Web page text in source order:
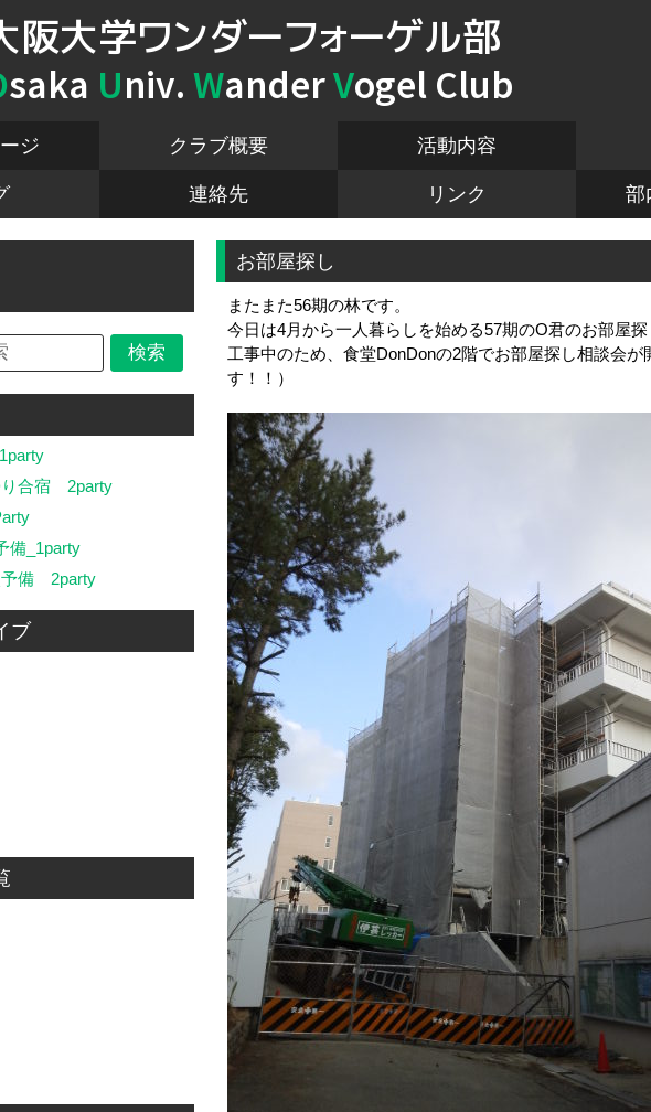
阪大学ワンダーフォーゲル部
saka Univ. WanderVogel Club
ジ クラブ概要 活動内容
連絡先 リンク 部
合宿 2party
備_1party
備 2party
ブ
お部屋探し
またまた56期の林です。
今日は4月から一人暮らしを始める57期のO君のお部屋
工事中のため、食堂DonDonの2階でお部屋探し相談会
す！！）